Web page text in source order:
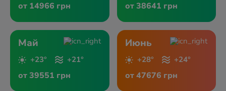
от 14966 грн от 38641 грн
Май
+23° +21°
от 39551 грн
Июнь
+28° +24°
от 47676 грн